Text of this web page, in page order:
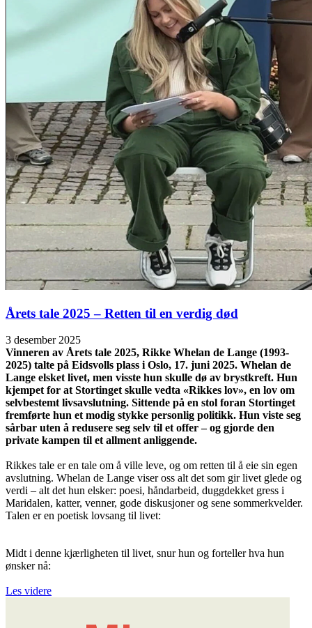
Årets tale 2025 – Retten til en verdig død
3 desember 2025
Vinneren av Årets tale 2025, Rikke Whelan de Lange (1993-
2025) talte på Eidsvolls plass i Oslo, 17. juni 2025. Whelan de
Lange elsket livet, men visste hun skulle dø av brystkreft. Hun
kjempet for at Stortinget skulle vedta «Rikkes lov», en lov om
selvbestemt livsavslutning. Sittende på en stol foran Stortinget
fremførte hun et modig stykke personlig politikk. Hun viste seg
sårbar uten å redusere seg selv til et offer – og gjorde den
private kampen til et allment anliggende.
Rikkes tale er en tale om å ville leve, og om retten til å eie sin egen
avslutning. Whelan de Lange viser oss alt det som gir livet glede og
verdi – alt det hun elsker: poesi, håndarbeid, duggdekket gress i
Maridalen, katter, venner, gode diskusjoner og sene sommerkvelder.
Talen er en poetisk lovsang til livet:
Midt i denne kjærligheten til livet, snur hun og forteller hva hun
ønsker nå:
Les videre